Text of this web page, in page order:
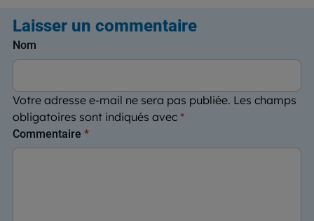
Laisser un commentaire
Votre adresse e-mail ne sera pas publiée. Les champs
obligatoires sont indiqués avec *
Nom
Commentaire *